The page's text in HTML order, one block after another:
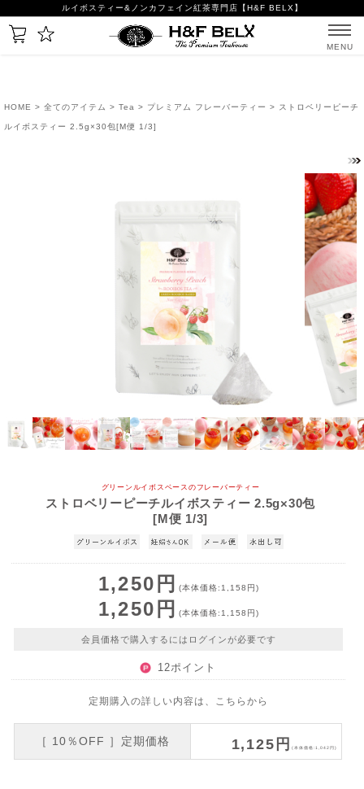
ルイボスティー&ノンカフェイン紅茶専門店【H&F BELX】
MENU
HOME > 全てのアイテム > Tea > プレミアム フレーバーティー > ストロベリーピーチ
ルイボスティー 2.5g×30包[M便 1/3]
グリーンルイボスベースのフレーバーティー
ストロベリーピーチルイボスティー 2.5g×30包
[M便 1/3]
1,250円 (本体価格:1,158円)
1,250円 (本体価格:1,158円)
会員価格で購入するにはログインが必要です
12ポイント
定期購入の詳しい内容は、こちらから
［ 10％OFF ］定期価格 1,125円 (本体価格:1,042円)